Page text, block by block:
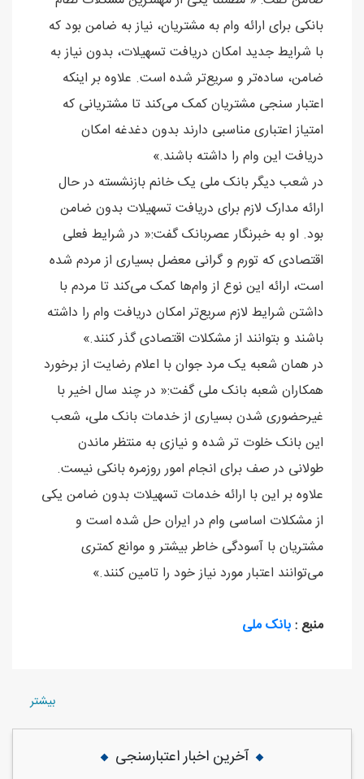
بانکی برای ارائه وام به مشتریان، نیاز به ضامن بود که
با شرایط جدید امکان دریافت تسهیلات، بدون نیاز به
ضامن، ساده‌تر و سریع‌تر شده است. علاوه بر اینکه
اعتبار سنجی مشتریان کمک می‌کند تا مشتریانی که
امتیاز اعتباری مناسبی دارند بدون دغدغه امکان
دریافت این وام را داشته باشند.»
در شعب دیگر بانک ملی یک خانم بازنشسته در حال
ارائه مدارک لازم برای دریافت تسهیلات بدون ضامن
بود. او به خبرنگار عصربانک گفت:« در شرایط فعلی
اقتصادی که تورم و گرانی معضل بسیاری از مردم شده
است، ارائه این نوع از وام‌ها کمک می‌کند تا مردم با
داشتن شرایط لازم سریع‌تر امکان دریافت وام را داشته
باشند و بتوانند از مشکلات اقتصادی گذر کنند.»
در همان شعبه یک مرد جوان با اعلام رضایت از برخورد
همکاران شعبه بانک ملی گفت:« در چند سال اخیر با
غیرحضوری شدن بسیاری از خدمات بانک ملی، شعب
این بانک خلوت تر شده و نیازی به منتظر ماندن
طولانی در صف برای انجام امور روزمره بانکی نیست.
علاوه بر این با ارائه خدمات تسهیلات بدون ضامن یکی
از مشکلات اساسی وام در ایران حل شده است و
مشتریان با آسودگی خاطر بیشتر و موانع کمتری
می‌توانند اعتبار مورد نیاز خود را تامین کنند.»
منبع :بانک ملی
بيشتر
آخرین اخبار اعتبارسنجی